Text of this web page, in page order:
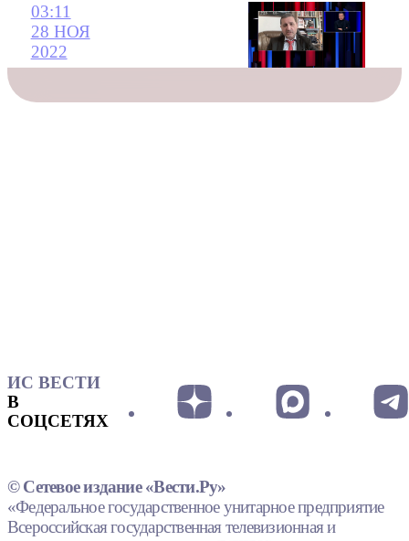
03:11
28 НОЯ
2022
ИС ВЕСТИ
В
СОЦСЕТЯХ
© Сетевое издание «Вести.Ру»
«Федеральное государственное унитарное предприятие
Всероссийская государственная телевизионная и